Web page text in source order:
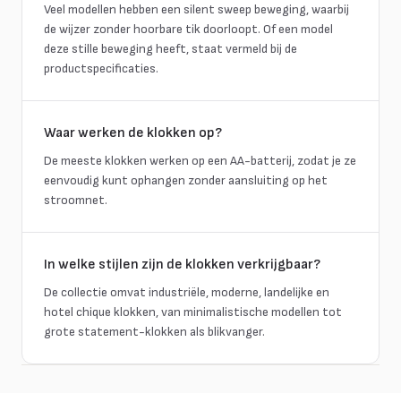
Veel modellen hebben een silent sweep beweging, waarbij
de wijzer zonder hoorbare tik doorloopt. Of een model
deze stille beweging heeft, staat vermeld bij de
productspecificaties.
Waar werken de klokken op?
De meeste klokken werken op een AA-batterij, zodat je ze
eenvoudig kunt ophangen zonder aansluiting op het
stroomnet.
In welke stijlen zijn de klokken verkrijgbaar?
De collectie omvat industriële, moderne, landelijke en
hotel chique klokken, van minimalistische modellen tot
grote statement-klokken als blikvanger.